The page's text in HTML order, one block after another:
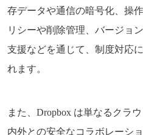
存データや通信の暗号化、操
リシーや削除管理、バージョ
支援などを通じて、制度対応
れます。
また、Dropbox は単なるクラ
内外との安全なコラボレーシ